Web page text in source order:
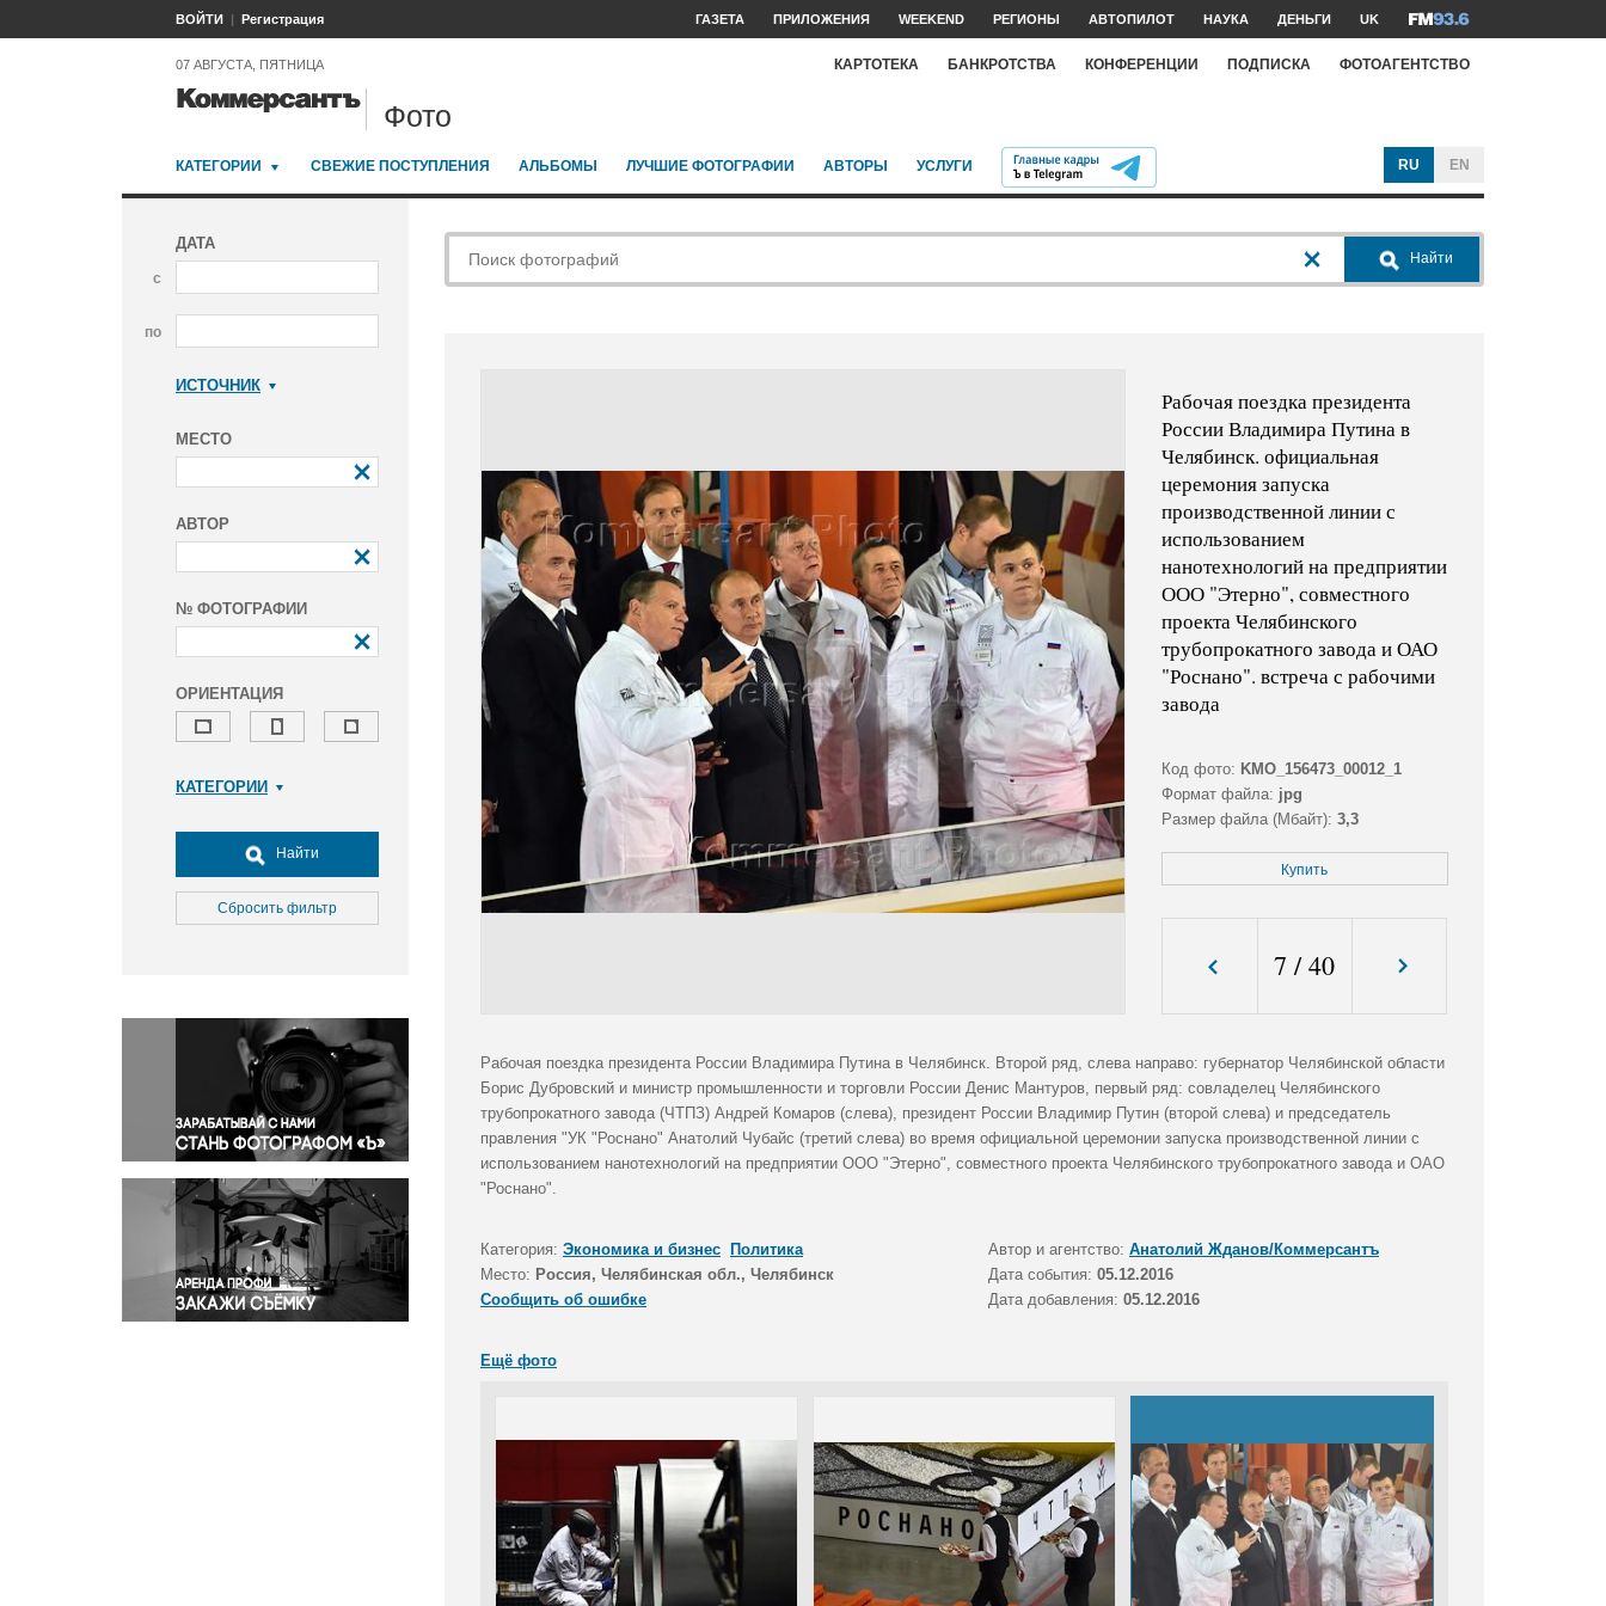
ВОЙТИ Регистрация ГАЗЕТА ПРИЛОЖЕНИЯ WEEKEND РЕГИОНЫ АВТОПИЛОТ НАУКА ДЕНЬГИ UK
07 АВГУСТА, ПЯТНИЦА КАРТОТЕКА БАНКРОТСТВА КОНФЕРЕНЦИИ ПОДПИСКА ФОТОАГЕНТСТВО
Фото
КАТЕГОРИИ СВЕЖИЕ ПОСТУПЛЕНИЯ АЛЬБОМЫ ЛУЧШИЕ ФОТОГРАФИИ АВТОРЫ УСЛУГИ RU EN
ДАТА
с
по
ИСТОЧНИК
МЕСТО
АВТОР
№ ФОТОГРАФИИ
ОРИЕНТАЦИЯ
КАТЕГОРИИ
Досуг, туризм и отдых
Культура
Медицина
Окружающая среда
Политика
Правосудие
Происшествия и конфликты
Религия
Светская жизнь
Спорт
Экология
Экономика и бизнес
Найти
Сбросить фильтр
Найти
Рабочая поездка президента
России Владимира Путина в
Челябинск. официальная
церемония запуска
производственной линии с
использованием
нанотехнологий на предприятии
ООО "Этерно", совместного
проекта Челябинского
трубопрокатного завода и ОАО
"Роснано". встреча с рабочими
завода
Код фото: KMO_156473_00012_1
Формат файла: jpg
Размер файла (Мбайт): 3,3
Купить
7 /40
Рабочая поездка президента России Владимира Путина в Челябинск. Второй ряд, слева направо: губернатор Челябинской области
Борис Дубровский и министр промышленности и торговли России Денис Мантуров, первый ряд: совладелец Челябинского
трубопрокатного завода (ЧТПЗ) Андрей Комаров (слева), президент России Владимир Путин (второй слева) и председатель
правления "УК "Роснано" Анатолий Чубайс (третий слева) во время официальной церемонии запуска производственной линии с
использованием нанотехнологий на предприятии ООО "Этерно", совместного проекта Челябинского трубопрокатного завода и ОАО
"Роснано".
Категория: Экономика и бизнес Политика Автор и агентство: Анатолий Жданов/Коммерсантъ
Место: Россия, Челябинская обл., Челябинск Дата события: 05.12.2016
Сообщить об ошибке
Дата добавления: 05.12.2016
Ещё фото